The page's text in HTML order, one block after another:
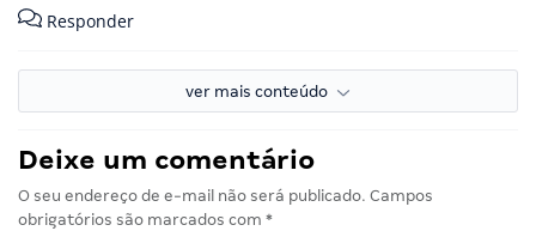
Responder
ver mais conteúdo
Deixe um comentário
O seu endereço de e-mail não será publicado. Campos
obrigatórios são marcados com *